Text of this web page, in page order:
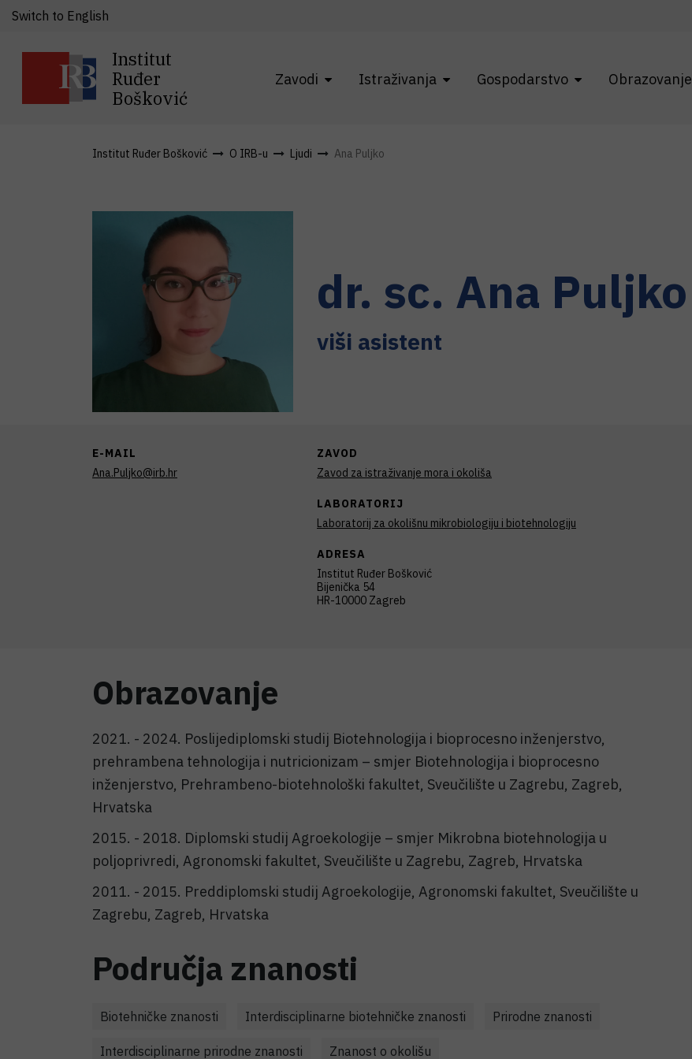
Institut
Ruđer
Bošković
Zavodi Istraživanja Gospodarstvo Obrazovanje
Switch to English
Institut Ruđer Bošković O IRB-u Ljudi Ana Puljko
dr. sc. Ana Puljko
viši asistent
E-MAIL
Ana.Puljko@irb.hr
ZAVOD
Zavod za istraživanje mora i okoliša
LABORATORIJ
Laboratorij za okolišnu mikrobiologiju i biotehnologiju
ADRESA
Institut Ruđer Bošković
Bijenička 54
HR-10000 Zagreb
Obrazovanje
2021. - 2024. Poslijediplomski studij Biotehnologija i bioprocesno inženjerstvo,
prehrambena tehnologija i nutricionizam – smjer Biotehnologija i bioprocesno
inženjerstvo, Prehrambeno-biotehnološki fakultet, Sveučilište u Zagrebu, Zagreb,
Hrvatska
2015. - 2018. Diplomski studij Agroekologije – smjer Mikrobna biotehnologija u
poljoprivredi, Agronomski fakultet, Sveučilište u Zagrebu, Zagreb, Hrvatska
2011. - 2015. Preddiplomski studij Agroekologije, Agronomski fakultet, Sveučilište u
Zagrebu, Zagreb, Hrvatska
Područja znanosti
Biotehničke znanosti Interdisciplinarne biotehničke znanosti Prirodne znanosti
Interdisciplinarne prirodne znanosti Znanost o okolišu